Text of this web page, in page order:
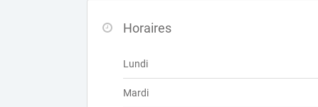
Horaires
Lundi
Mardi